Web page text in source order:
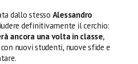
dallo stesso Alessandro
definitivamente il cerchio:
ancora una volta in classe,
nuovi studenti, nuove sfide e